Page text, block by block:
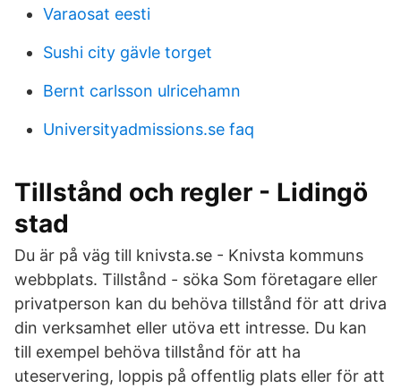
Varaosat eesti
Sushi city gävle torget
Bernt carlsson ulricehamn
Universityadmissions.se faq
Tillstånd och regler - Lidingö
stad
Du är på väg till knivsta.se - Knivsta kommuns
webbplats. Tillstånd - söka Som företagare eller
privatperson kan du behöva tillstånd för att driva
din verksamhet eller utöva ett intresse. Du kan
till exempel behöva tillstånd för att ha
uteservering, loppis på offentlig plats eller för att